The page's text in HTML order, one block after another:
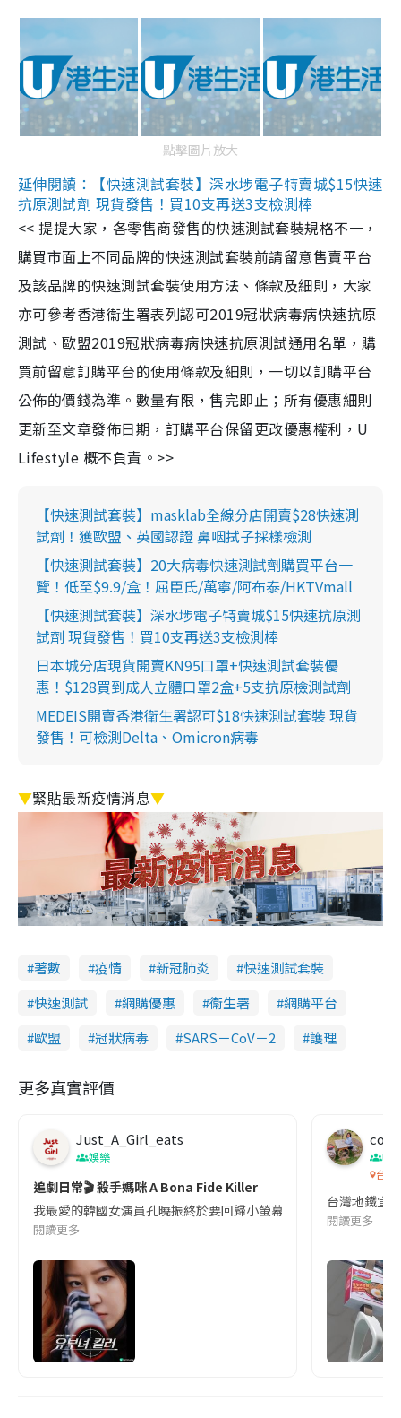
點擊圖片放大
延伸閱讀：【快速測試套裝】深水埗電子特賣城$15快速
抗原測試劑 現貨發售！買10支再送3支檢測棒
<< 提提大家，各零售商發售的快速測試套裝規格不一，
購買市面上不同品牌的快速測試套裝前請留意售賣平台
及該品牌的快速測試套裝使用方法、條款及細則，大家
亦可參考香港衞生署表列認可2019冠狀病毒病快速抗原
測試、歐盟2019冠狀病毒病快速抗原測試通用名單，購
買前留意訂購平台的使用條款及細則，一切以訂購平台
公佈的價錢為準。數量有限，售完即止；所有優惠細則
更新至文章發佈日期，訂購平台保留更改優惠權利，U
Lifestyle 概不負責。>>
【快速測試套裝】masklab全線分店開賣$28快速測
試劑！獲歐盟、英國認證 鼻咽拭子採樣檢測
【快速測試套裝】20大病毒快速測試劑購買平台一
覽！低至$9.9/盒！屈臣氏/萬寧/阿布泰/HKTVmall
【快速測試套裝】深水埗電子特賣城$15快速抗原測
試劑 現貨發售！買10支再送3支檢測棒
日本城分店現貨開賣KN95口罩+快速測試套裝優
惠！$128買到成人立體口罩2盒+5支抗原檢測試劑
MEDEIS開賣香港衛生署認可$18快速測試套裝 現貨
發售！可檢測Delta、Omicron病毒
▼緊貼最新疫情消息▼
著數 疫情 新冠肺炎
快速測試套裝
快速測試
網購優惠 衞生署
網購平台
歐盟
冠狀病毒 SARS－CoV－2 護理
更多真實評價
Just_A_Girl_eats
娛樂
追劇日常🎬 殺手媽咪 A Bona Fide Killer
我最愛的韓國女演員孔曉振終於要回歸小螢幕啦!這次的劇本改編
閱讀更多
co
吹
台灣
台灣地鐵宣
閱讀更多